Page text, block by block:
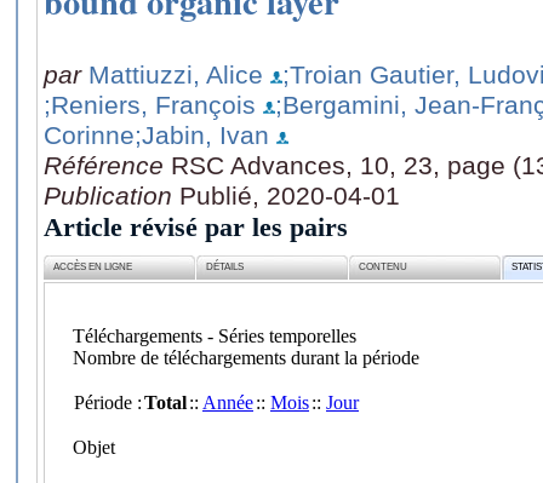
par Mattiuzzi, Alice
;Troian Gautier,
;Reniers, François
;Bergamini, Jean-
Corinne;Jabin, Ivan
Référence RSC Advances, 10, 23, page
Publication Publié, 2020-04-01
Article révisé par les pairs
ACCÈS EN LIGNE DÉTAILS CONTENU